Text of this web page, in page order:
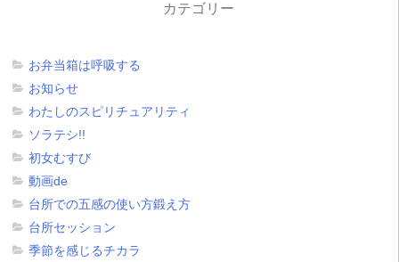
カテゴリー
お弁当箱は呼吸する
お知らせ
わたしのスピリチュアリティ
ソラテシ!!
初女むすび
動画de
台所での五感の使い方鍛え方
台所セッション
季節を感じるチカラ